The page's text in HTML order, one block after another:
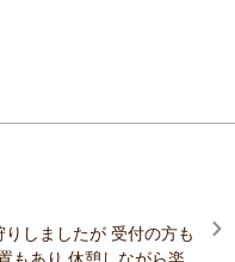
しましたが 受付の方も